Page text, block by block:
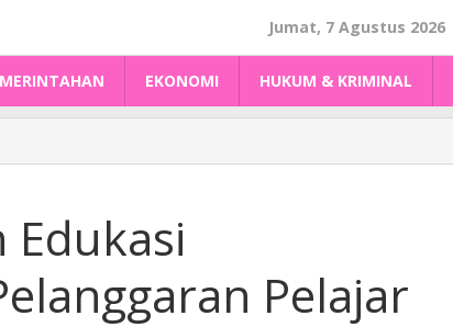
Jumat, 7 Agustus 2026
EKONOMI HUKUM & KRIMINAL
Pelajar